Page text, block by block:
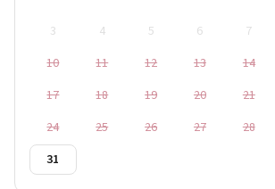
3
4 5 6 7
10
11 12 13 14
17
18 19 20 21
24
25 26 27 28
31